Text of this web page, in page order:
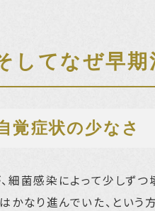
してなぜ早
覚症状の少なさ
細菌感染によって少しず
かなり進んでいた、という